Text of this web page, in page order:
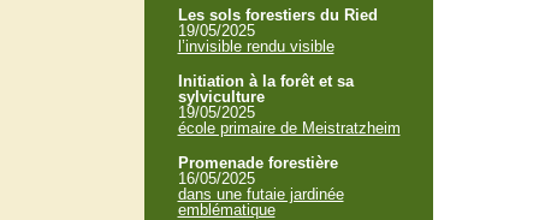
Les sols forestiers du Ried
19/05/2025
l’invisible rendu visible
Initiation à la forêt et sa
sylviculture
19/05/2025
école primaire de Meistratzheim
Promenade forestière
16/05/2025
dans une futaie jardinée
emblématique